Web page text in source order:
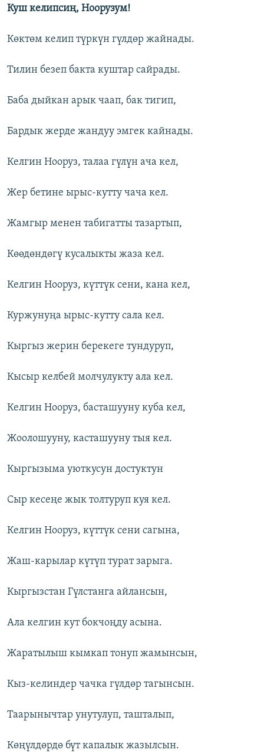
Куш келипсиң, Ноорузум!
Көктөм келип түркүн гүлдөр жайнады.
Тилин безеп бакта куштар сайрады.
Баба дыйкан арык чаап, бак тигип,
Бардык жерде жандуу эмгек кайнады.
Келгин Нооруз, талаа гүлүн ача кел,
Жер бетине ырыс-кутту чача кел.
Жамгыр менен табигатты тазартып,
Көөдөндөгү кусалыкты жаза кел.
Келгин Нооруз, күттүк сени, кана кел,
Куржунуңа ырыс-кутту сала кел.
Кыргыз жерин берекеге тундуруп,
Кысыр келбей молчулукту ала кел.
Келгин Нооруз, басташууну куба кел,
Жоолошууну, касташууну тыя кел.
Кыргызыма уюткусун достуктун
Сыр кесеңе жык толтуруп куя кел.
Келгин Нооруз, күттүк сени сагына,
Жаш-карылар күтүп турат зарыга.
Кыргызстан Гүлстанга айлансын,
Ала келгин кут бокчоңду асына.
Жаратылыш кымкап тонуп жамынсын,
Кыз-келиндер чачка гүлдөр тагынсын.
Таарынычтар унутулуп, ташталып,
Көңүлдөрдө бүт капалык жазылсын.